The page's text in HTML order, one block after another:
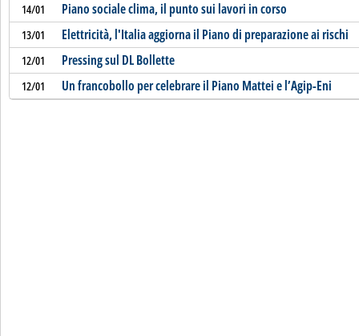
14/01 Piano sociale clima, il punto sui lavori in corso
13/01 Elettricità, l'Italia aggiorna il Piano di preparazione ai rischi
12/01 Pressing sul DL Bollette
12/01 Un francobollo per celebrare il Piano Mattei e l’Agip-Eni